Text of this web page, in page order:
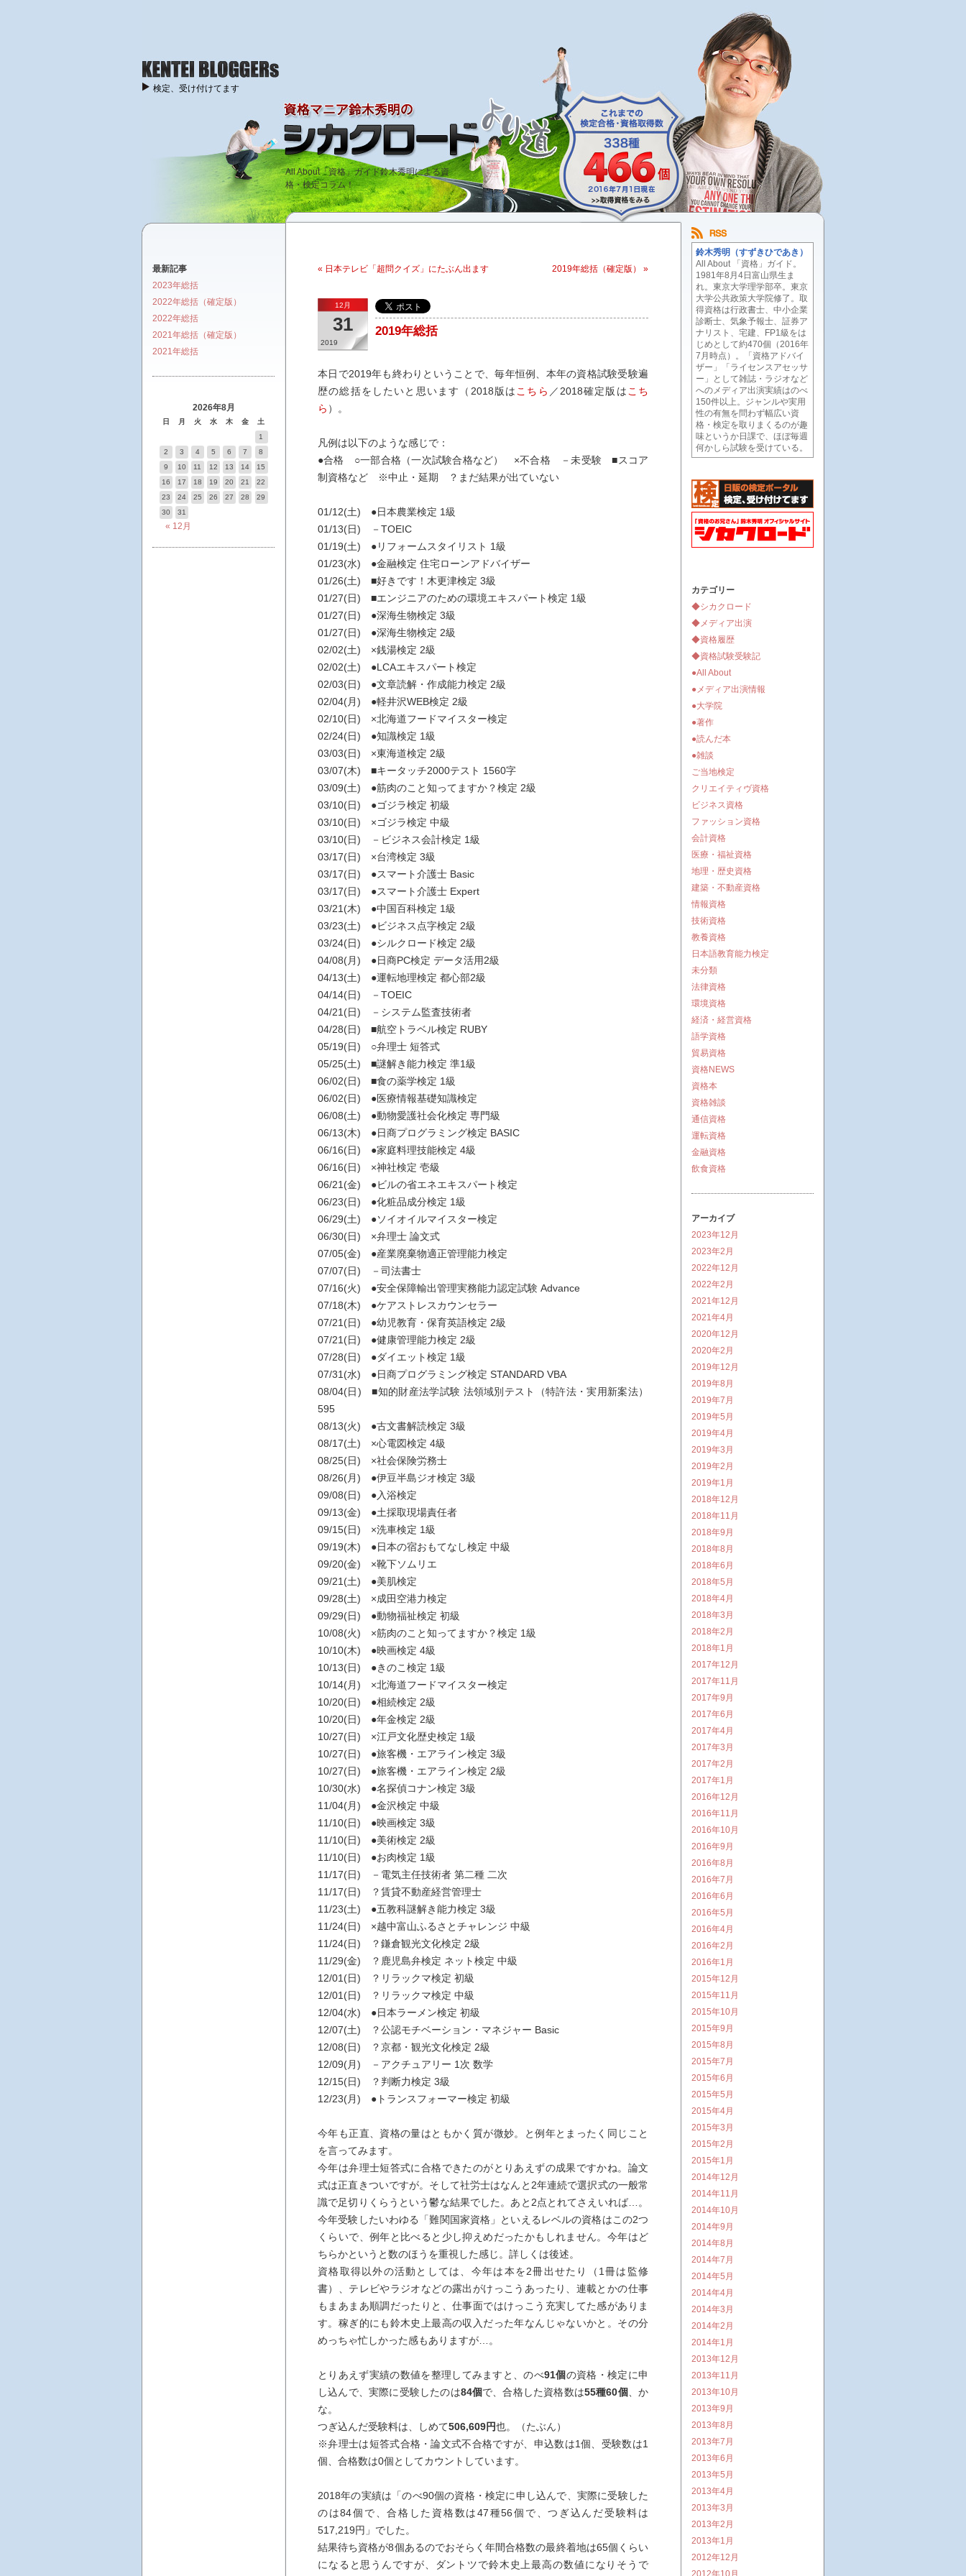
All About「資格」ガイド鈴木秀明による資
格・検定コラム！
検定、受け付けてます
« 日本テレビ「超問クイズ」にたぶん出ます 2019年総括（確定版） »
12月
31
2019
2019年総括
本日で2019年も終わりということで、毎年恒例、本年の資格試験受験遍
歴の総括をしたいと思います（2018版は こちら ／2018確定版は こち
ら ）。
凡例は以下のような感じで：
●合格 ○一部合格（一次試験合格など） ×不合格 －未受験 ■スコア
制資格など ※中止・延期 ？まだ結果が出ていない
01/12(土) ●日本農業検定 1級
01/13(日) －TOEIC
01/19(土) ●リフォームスタイリスト 1級
01/23(水) ●金融検定 住宅ローンアドバイザー
01/26(土) ■好きです！木更津検定 3級
01/27(日) ■エンジニアのための環境エキスパート検定 1級
01/27(日) ●深海生物検定 3級
01/27(日) ●深海生物検定 2級
02/02(土) ×銭湯検定 2級
02/02(土) ●LCAエキスパート検定
02/03(日) ●文章読解・作成能力検定 2級
02/04(月) ●軽井沢WEB検定 2級
02/10(日) ×北海道フードマイスター検定
02/24(日) ●知識検定 1級
03/03(日) ×東海道検定 2級
03/07(木) ■キータッチ2000テスト 1560字
03/09(土) ●筋肉のこと知ってますか？検定 2級
03/10(日) ●ゴジラ検定 初級
03/10(日) ×ゴジラ検定 中級
03/10(日) －ビジネス会計検定 1級
03/17(日) ×台湾検定 3級
03/17(日) ●スマート介護士 Basic
03/17(日) ●スマート介護士 Expert
03/21(木) ●中国百科検定 1級
03/23(土) ●ビジネス点字検定 2級
03/24(日) ●シルクロード検定 2級
04/08(月) ●日商PC検定 データ活用2級
04/13(土) ●運転地理検定 都心部2級
04/14(日) －TOEIC
04/21(日) －システム監査技術者
04/28(日) ■航空トラベル検定 RUBY
05/19(日) ○弁理士 短答式
05/25(土) ■謎解き能力検定 準1級
06/02(日) ■食の薬学検定 1級
06/02(日) ●医療情報基礎知識検定
06/08(土) ●動物愛護社会化検定 専門級
06/13(木) ●日商プログラミング検定 BASIC
06/16(日) ●家庭料理技能検定 4級
06/16(日) ×神社検定 壱級
06/21(金) ●ビルの省エネエキスパート検定
06/23(日) ●化粧品成分検定 1級
06/29(土) ●ソイオイルマイスター検定
06/30(日) ×弁理士 論文式
07/05(金) ●産業廃棄物適正管理能力検定
07/07(日) －司法書士
07/16(火) ●安全保障輸出管理実務能力認定試験 Advance
07/18(木) ●ケアストレスカウンセラー
07/21(日) ●幼児教育・保育英語検定 2級
07/21(日) ●健康管理能力検定 2級
07/28(日) ●ダイエット検定 1級
07/31(水) ●日商プログラミング検定 STANDARD VBA
08/04(日) ■知的財産法学試験 法領域別テスト（特許法・実用新案法）
595
08/13(火) ●古文書解読検定 3級
08/17(土) ×心電図検定 4級
08/25(日) ×社会保険労務士
08/26(月) ●伊豆半島ジオ検定 3級
09/08(日) ●入浴検定
09/13(金) ●土採取現場責任者
09/15(日) ×洗車検定 1級
09/19(木) ●日本の宿おもてなし検定 中級
09/20(金) ×靴下ソムリエ
09/21(土) ●美肌検定
09/28(土) ×成田空港力検定
09/29(日) ●動物福祉検定 初級
10/08(火) ×筋肉のこと知ってますか？検定 1級
10/10(木) ●映画検定 4級
10/13(日) ●きのこ検定 1級
10/14(月) ×北海道フードマイスター検定
10/20(日) ●相続検定 2級
10/20(日) ●年金検定 2級
10/27(日) ×江戸文化歴史検定 1級
10/27(日) ●旅客機・エアライン検定 3級
10/27(日) ●旅客機・エアライン検定 2級
10/30(水) ●名探偵コナン検定 3級
11/04(月) ●金沢検定 中級
11/10(日) ●映画検定 3級
11/10(日) ●美術検定 2級
11/10(日) ●お肉検定 1級
11/17(日) －電気主任技術者 第二種 二次
11/17(日) ？賃貸不動産経営管理士
11/23(土) ●五教科謎解き能力検定 3級
11/24(日) ×越中富山ふるさとチャレンジ 中級
11/24(日) ？鎌倉観光文化検定 2級
11/29(金) ？鹿児島弁検定 ネット検定 中級
12/01(日) ？リラックマ検定 初級
12/01(日) ？リラックマ検定 中級
12/04(水) ●日本ラーメン検定 初級
12/07(土) ？公認モチベーション・マネジャー Basic
12/08(日) ？京都・観光文化検定 2級
12/09(月) －アクチュアリー 1次 数学
12/15(日) ？判断力検定 3級
12/23(月) ●トランスフォーマー検定 初級
今年も正直、資格の量はともかく質が微妙。と例年とまったく同じこと
を言ってみます。
今年は弁理士短答式に合格できたのがとりあえずの成果ですかね。論文
式は正直きついですが。そして社労士はなんと2年連続で選択式の一般常
識で足切りくらうという鬱な結果でした。あと2点とれてさえいれば…。
今年受験したいわゆる「難関国家資格」といえるレベルの資格はこの2つ
くらいで、例年と比べると少し抑えめだったかもしれません。今年はど
ちらかというと数のほうを重視した感じ。詳しくは後述。
資格取得以外の活動としては、今年は本を2冊出せたり（1冊は監修
書）、テレビやラジオなどの露出がけっこうあったり、連載とかの仕事
もまあまあ順調だったりと、仕事面ではけっこう充実してた感がありま
す。稼ぎ的にも鈴木史上最高の収入だった年なんじゃないかと。その分
めっちゃ忙しかった感もありますが…。
とりあえず実績の数値を整理してみますと、のべ91個の資格・検定に申
し込んで、実際に受験したのは84個で、合格した資格数は55種60個 、か
な。
つぎ込んだ受験料は、しめて506,609円也。（たぶん）
※弁理士は短答式合格・論文式不合格ですが、申込数は1個、受験数は1
個、合格数は0個としてカウントしています。
2018年の実績は「のべ90個の資格・検定に申し込んで、実際に受験した
のは84個で、合格した資格数は47種56個で、つぎ込んだ受験料は
517,219円」でした。
結果待ち資格が8個あるのでおそらく年間合格数の最終着地は65個くらい
になると思うんですが、ダントツで鈴木史上最高の数値になりそうで
最新記事
2023年総括
2022年総括（確定版）
2022年総括
2021年総括（確定版）
2021年総括
2026年8月
日 月 火 水 木 金 土
« 12月
1
2
3 4 5 6 7
8
9
10 11 12 13 14
15
16
17 18 19 20 21
22
23
24 25 26 27 28
29
30
31
鈴木秀明（すずきひであき）
All About 「資格」ガイド。
1981年8月4日富山県生ま
れ。東京大学理学部卒。東京
大学公共政策大学院修了。取
得資格は行政書士、中小企業
診断士、気象予報士、証券ア
ナリスト、宅建、FP1級をは
じめとして約470個（2016年
7月時点）。「資格アドバイ
ザー」「ライセンスアセッサ
ー」として雑誌・ラジオなど
へのメディア出演実績はのべ
150件以上。ジャンルや実用
性の有無を問わず幅広い資
格・検定を取りまくるのが趣
味というか日課で、ほぼ毎週
何かしら試験を受けている。
カテゴリー
◆シカクロード
◆メディア出演
◆資格履歴
◆資格試験受験記
●All About
●メディア出演情報
●大学院
●著作
●読んだ本
●雑談
ご当地検定
クリエイティヴ資格
ビジネス資格
ファッション資格
会計資格
医療・福祉資格
地理・歴史資格
建築・不動産資格
情報資格
技術資格
教養資格
日本語教育能力検定
未分類
法律資格
環境資格
経済・経営資格
語学資格
貿易資格
資格NEWS
資格本
資格雑談
通信資格
運転資格
金融資格
飲食資格
アーカイブ
2023年12月
2023年2月
2022年12月
2022年2月
2021年12月
2021年4月
2020年12月
2020年2月
2019年12月
2019年8月
2019年7月
2019年5月
2019年4月
2019年3月
2019年2月
2019年1月
2018年12月
2018年11月
2018年9月
2018年8月
2018年6月
2018年5月
2018年4月
2018年3月
2018年2月
2018年1月
2017年12月
2017年11月
2017年9月
2017年6月
2017年4月
2017年3月
2017年2月
2017年1月
2016年12月
2016年11月
2016年10月
2016年9月
2016年8月
2016年7月
2016年6月
2016年5月
2016年4月
2016年2月
2016年1月
2015年12月
2015年11月
2015年10月
2015年9月
2015年8月
2015年7月
2015年6月
2015年5月
2015年4月
2015年3月
2015年2月
2015年1月
2014年12月
2014年11月
2014年10月
2014年9月
2014年8月
2014年7月
2014年5月
2014年4月
2014年3月
2014年2月
2014年1月
2013年12月
2013年11月
2013年10月
2013年9月
2013年8月
2013年7月
2013年6月
2013年5月
2013年4月
2013年3月
2013年2月
2013年1月
2012年12月
2012年10月